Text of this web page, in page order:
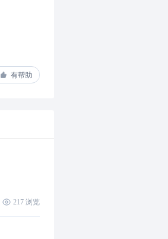
有帮助
217 浏览